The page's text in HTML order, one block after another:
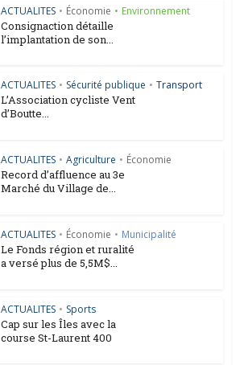
ACTUALITES • Économie • Environnement
Consignaction détaille
l’implantation de son...
ACTUALITES • Sécurité publique • Transport
L’Association cycliste Vent
d’Boutte...
ACTUALITES • Agriculture • Économie
Record d’affluence au 3e
Marché du Village de...
ACTUALITES • Économie • Municipalité
Le Fonds région et ruralité
a versé plus de 5,5M$...
ACTUALITES • Sports
Cap sur les Îles avec la
course St-Laurent 400